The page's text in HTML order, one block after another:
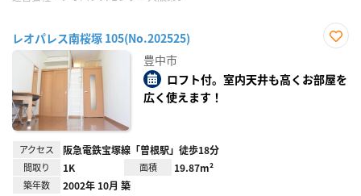
レオパレス南桜塚 105(No.202525)
り登
録
豊中市
ロフト付。室内天井も高くお部屋を
広く使えます！
アクセス 阪急電鉄宝塚線「曽根駅」徒歩18分
間取り 1K 面積 19.87m²
築年数 2002年 10月 築